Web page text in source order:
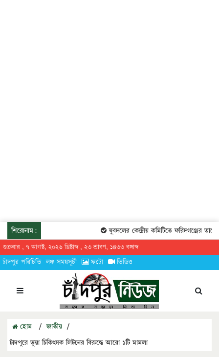
শিরোনাম: যুবদলের কেন্দ্রীয় কমিটিতে ফরিদগঞ্জের তারেকুর
শুক্রবার , ৭ আগস্ট, ২০২৬ খ্রিষ্টাব্দ , ২৩ শ্রাবণ, ১৪৩৩ বঙ্গাব্দ
চাঁদপুর পরিচিতি লঞ্চ সময়সূচী ফটো ভিডিও
হোম / জাতীয় /
চাঁদপুরে ভুয়া চিকিৎসক লিটনের বিরুদ্ধে আরো ১টি মামলা